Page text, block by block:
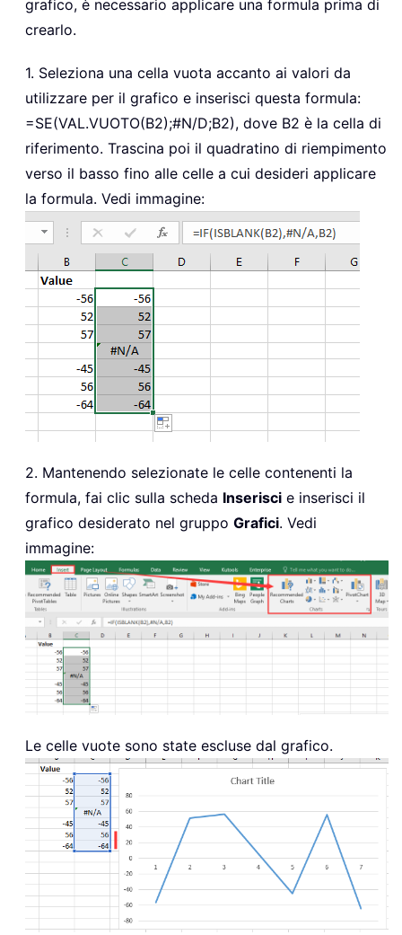
grafico, è necessario applicare una formula prima di
crearlo.
1. Seleziona una cella vuota accanto ai valori da
utilizzare per il grafico e inserisci questa formula:
=SE(VAL.VUOTO(B2);#N/D;B2), dove B2 è la cella di
riferimento. Trascina poi il quadratino di riempimento
verso il basso fino alle celle a cui desideri applicare
la formula. Vedi immagine:
2. Mantenendo selezionate le celle contenenti la
formula, fai clic sulla scheda Inserisci e inserisci il
grafico desiderato nel gruppo Grafici. Vedi
immagine:
Le celle vuote sono state escluse dal grafico.